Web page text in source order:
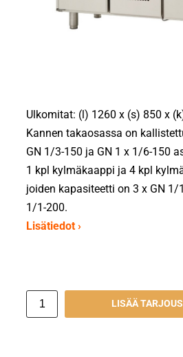
Ulkomitat: (l) 1260 x (s) 850 x
Kannen takaosassa on
GN 1/3-150 ja GN 1 x 1/6-150
1 kpl kylmäkaappi ja 4 kpl
joiden kapasiteetti on 3 x GN 1/
1/1-200.
Lisätiedot ›
LISÄÄ